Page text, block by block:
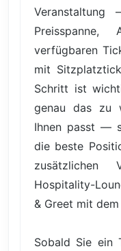
Veranstaltung
verfügbaren
mit
Schritt ist
genau das zu
Ihnen passt —
die beste
zusätzlichen
Hospitality-
& Greet mit dem
Sobald Sie ein